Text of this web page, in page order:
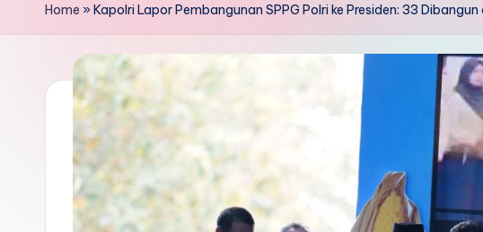
Home »Kapolri Lapor Pembangunan SPPG Polri ke Presiden: 33